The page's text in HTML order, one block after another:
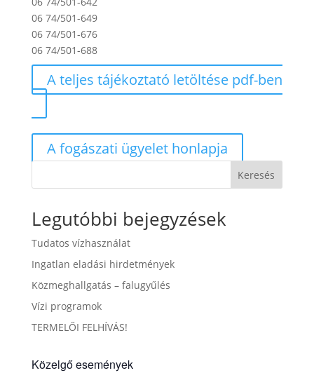
06 74/501-649
06 74/501-676
06 74/501-688
A teljes tájékoztató letöltése pdf-ben
A fogászati ügyelet honlapja
Keresés
Legutóbbi bejegyzések
Tudatos vízhasználat
Ingatlan eladási hirdetmények
Közmeghallgatás – falugyűlés
Vízi programok
TERMELŐI FELHÍVÁS!
Közelgő események